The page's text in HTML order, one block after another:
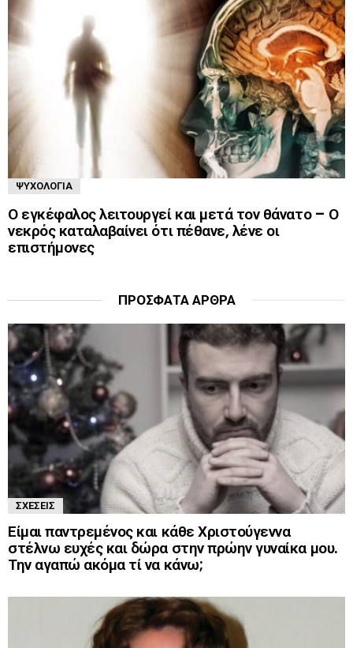
ΨΥΧΟΛΟΓΊΑ
Ο εγκέφαλος λειτουργεί και μετά τον θάνατο – Ο
νεκρός καταλαβαίνει ότι πέθανε, λένε οι
επιστήμονες
ΠΡΌΣΦΑΤΑ ΆΡΘΡΑ
ΣΧΈΣΕΙΣ
Είμαι παντρεμένος και κάθε Χριστούγεννα
στέλνω ευχές και δώρα στην πρώην γυναίκα μου.
Την αγαπώ ακόμα τί να κάνω;